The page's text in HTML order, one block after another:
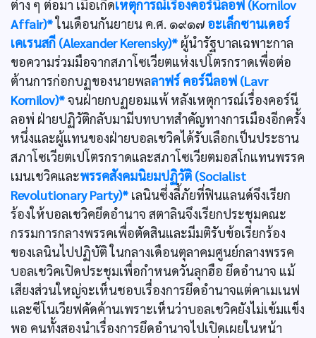
ต่าง ๆ ต่อมา เมื่อเกิดเหตุการณ์เรื่องคอร์นีลอฟ (Kornilov
Affair)*ในเดือนกันยายน ค.ศ. ๑๙๑๗ อะเล็กซานเดอร์
เคเรนสกี (Alexander Kerensky)* ผู้นำรัฐบาลเฉพาะกาล
ขอความร่วมมือจากสภาโซเวียตแห่งเปโตรกราดเพื่อต่อ
ต้านการก่อกบฏของนายพลลาฟร์ คอร์นีลอฟ (Lavr
Kornilov)*จนฝ่ายกบฏยอมแพ้ หลังเหตุการณ์เรื่องคอร์นี
ลอพ่ ฝ่ายปฏิวัติกลับมามีบทบาทสำคัญทางการเมืองอีกครั้ง
หนึ่งและผู้แทนของฝ่ายบอลเชวิคได้รับเลือกเป็นประธาน
สภาโซเวียตเปโตรกราดและสภาโซเวียตมอสโกแทนพรรค
เมนเชวิคและพรรคสังคมนิยมปฏิวัติ (Socialist
Revolutionary Party)* เลนินซึ่งลี้ภัยที่ฟินแลนด์จึงเรียก
ร้องให้บอลเชวิคยึดอำนาจ สตาลินจึงเรียกประชุมคณะ
กรรมการกลางพรรคเพื่อตัดสินและมีมติรับข้อเรียกร้อง
ของเลนินไปปฏิบัติ ในกลางเดือนตุลาคมศูนย์กลางพรรค
บอลเชวิคเปิดประชุมเพื่อกำหนดวันลุกฮือ ยึดอำนาจ แม้
เสียงส่วนใหญ่จะเห็นชอบเรื่องการยึดอำนาจแต่คาเมเนฟ
และซีโนเวียฟคัดค้านเพราะเห็นว่าบอลเชวิคยังไม่เข้มแข็ง
พอ คนทั้งสองนำเรื่องการยึดอำนาจไปเปิดเผยในหน้า